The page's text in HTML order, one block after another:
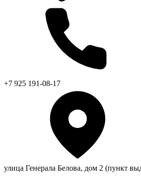
+7 925 191-08-17
улица Генерала Белова, дом 2 (пункт